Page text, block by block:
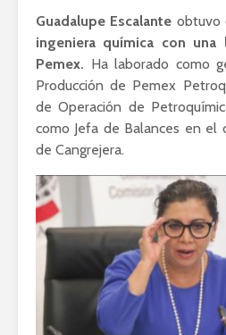
Guadalupe Escalante obtuvo
ingeniera química con una
Pemex. Ha laborado como
Producción de Pemex
de Operación de
como Jefa de Balances en el
de Cangrejera.